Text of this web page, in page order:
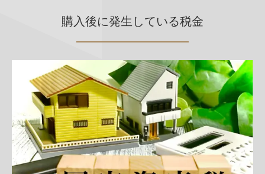
購入後に発生している税金